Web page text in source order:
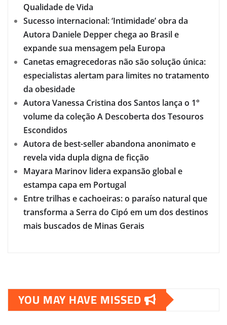
Qualidade de Vida
Sucesso internacional: ‘Intimidade’ obra da
Autora Daniele Depper chega ao Brasil e
expande sua mensagem pela Europa
Canetas emagrecedoras não são solução única:
especialistas alertam para limites no tratamento
da obesidade
Autora Vanessa Cristina dos Santos lança o 1°
volume da coleção A Descoberta dos Tesouros
Escondidos
Autora de best-seller abandona anonimato e
revela vida dupla digna de ficção
Mayara Marinov lidera expansão global e
estampa capa em Portugal
Entre trilhas e cachoeiras: o paraíso natural que
transforma a Serra do Cipó em um dos destinos
mais buscados de Minas Gerais
YOU MAY HAVE MISSED